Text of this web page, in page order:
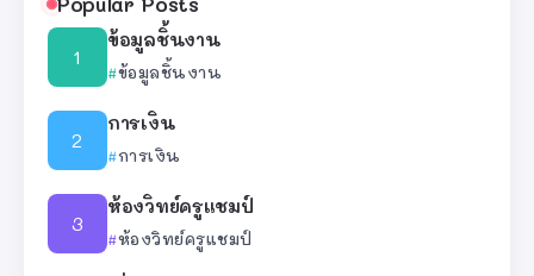
ข้อมูลชิ้นงาน
ข้อมูลชิ้นงาน
การเงิน
การเงิน
ห้องวิทย์ครูแชมป์
ห้องวิทย์ครูแชมป์